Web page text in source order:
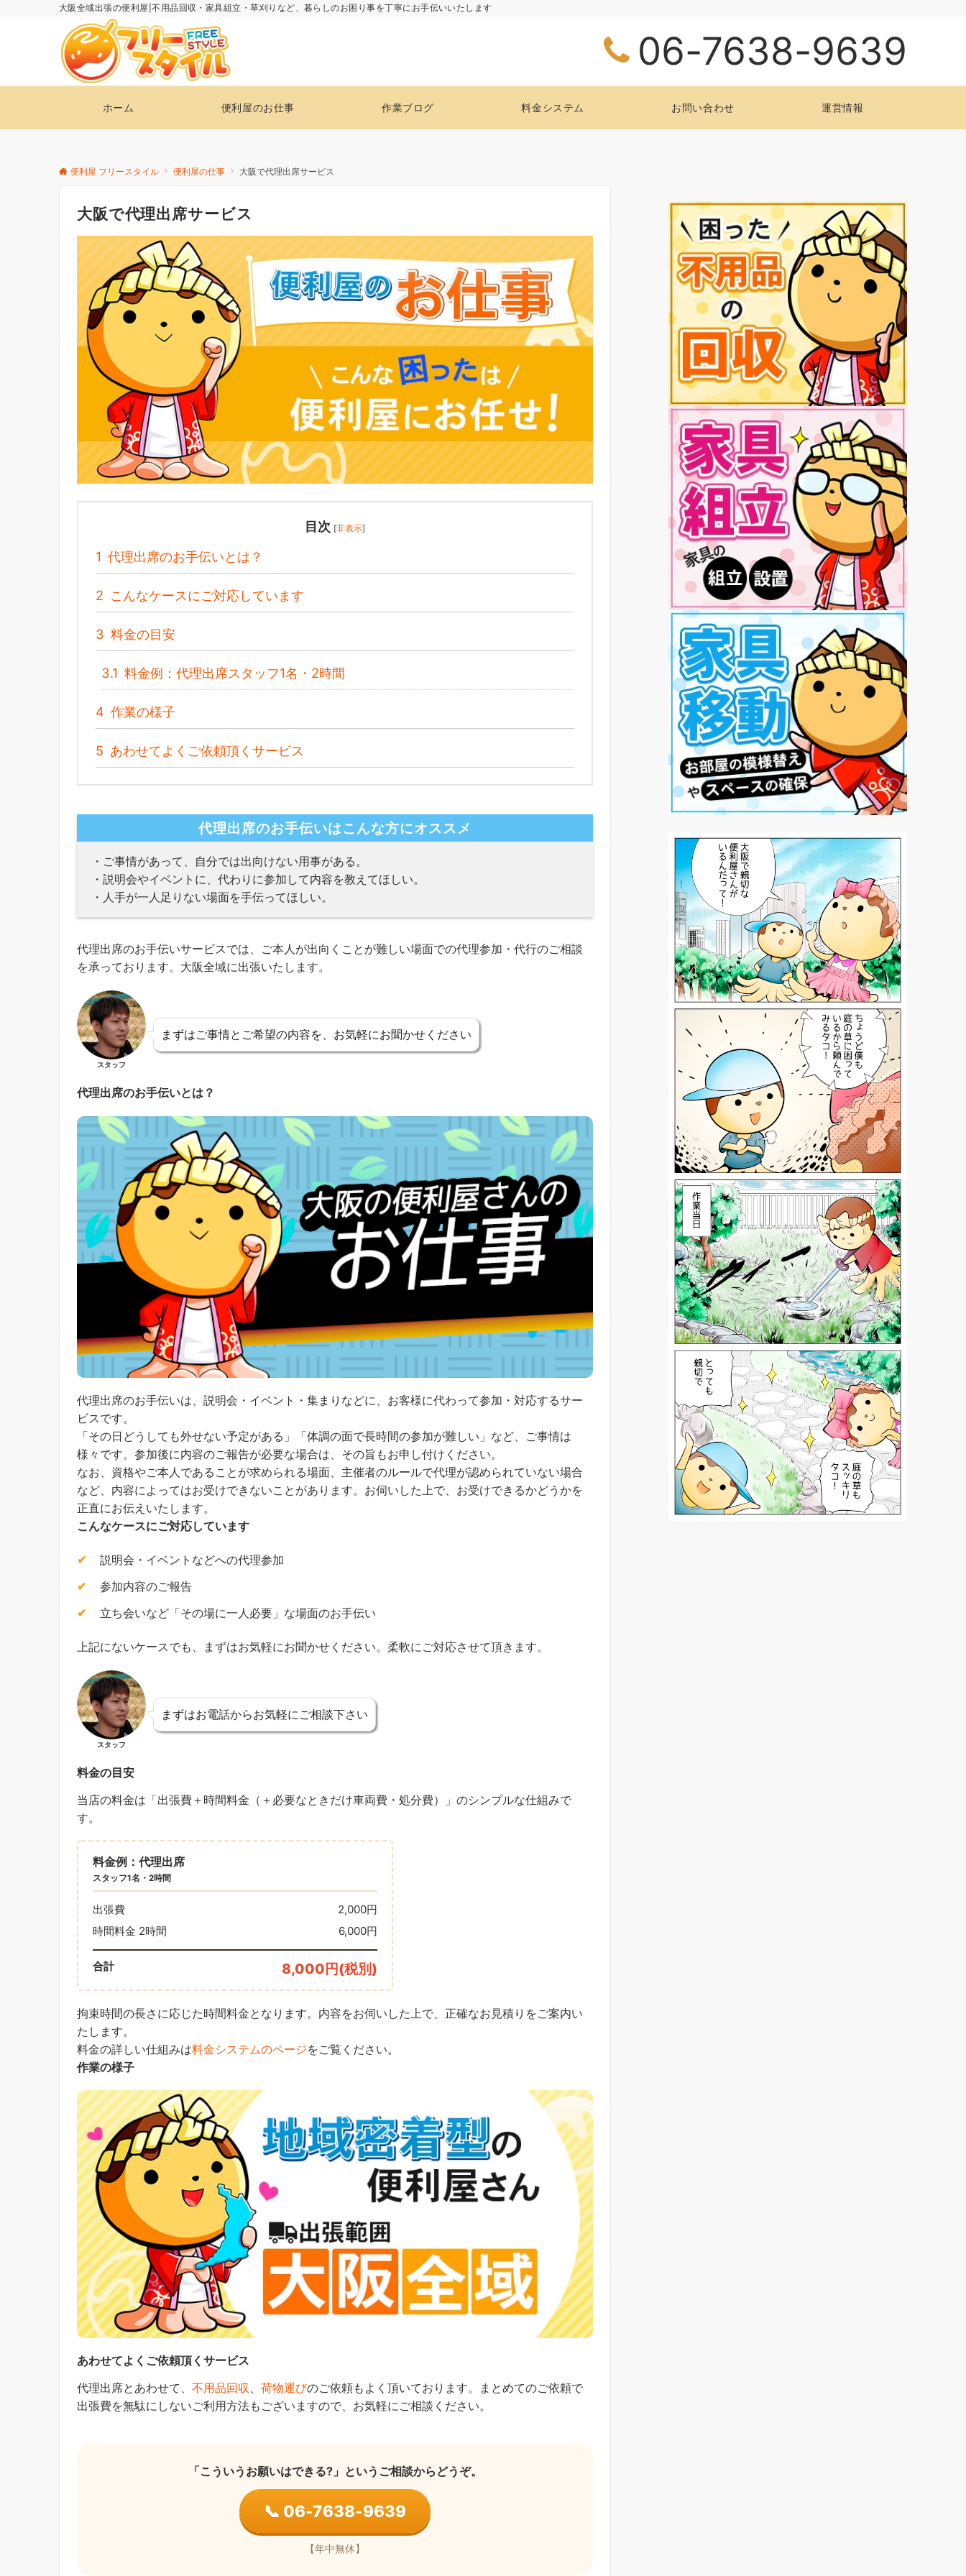
大阪全域出張の便利屋|不用品回収・家具組立・草刈りなど、暮らしのお困り事を丁寧にお手伝いいたします
06-7638-9639
ホーム 便利屋のお仕事 作業ブログ 料金システム お問い合わせ 運営情報
便利屋 フリースタイル 便利屋の仕事 大阪で代理出席サービス
大阪で代理出席サービス
目次 [非表示]
1 代理出席のお手伝いとは？
2 こんなケースにご対応しています
3 料金の目安
3.1 料金例：代理出席スタッフ1名・2時間
4 作業の様子
5 あわせてよくご依頼頂くサービス
代理出席のお手伝いはこんな方にオススメ
・ご事情があって、自分では出向けない用事がある。
・説明会やイベントに、代わりに参加して内容を教えてほしい。
・人手が一人足りない場面を手伝ってほしい。
代理出席のお手伝いサービスでは、ご本人が出向くことが難しい場面での代理参加・代行のご相談
を承っております。大阪全域に出張いたします。
スタッフ
まずはご事情とご希望の内容を、お気軽にお聞かせください
代理出席のお手伝いとは？
代理出席のお手伝いは、説明会・イベント・集まりなどに、お客様に代わって参加・対応するサー
ビスです。
「その日どうしても外せない予定がある」「体調の面で長時間の参加が難しい」など、ご事情は
様々です。参加後に内容のご報告が必要な場合は、その旨もお申し付けください。
なお、資格やご本人であることが求められる場面、主催者のルールで代理が認められていない場合
など、内容によってはお受けできないことがあります。お伺いした上で、お受けできるかどうかを
正直にお伝えいたします。
こんなケースにご対応しています
説明会・イベントなどへの代理参加
参加内容のご報告
立ち会いなど「その場に一人必要」な場面のお手伝い
上記にないケースでも、まずはお気軽にお聞かせください。柔軟にご対応させて頂きます。
スタッフ
まずはお電話からお気軽にご相談下さい
料金の目安
当店の料金は「出張費＋時間料金（＋必要なときだけ車両費・処分費）」のシンプルな仕組みで
す。
料金例：代理出席
スタッフ1名・2時間
出張費
2,000円
時間料金 2時間
6,000円
合計 8,000円(税別)
拘束時間の長さに応じた時間料金となります。内容をお伺いした上で、正確なお見積りをご案内い
たします。
料金の詳しい仕組みは料金システムのページをご覧ください。
作業の様子
あわせてよくご依頼頂くサービス
代理出席とあわせて、 不用品回収、 荷物運びのご依頼もよく頂いております。まとめてのご依頼で
出張費を無駄にしないご利用方法もございますので、お気軽にご相談ください。
「こういうお願いはできる?」というご相談からどうぞ。
📞 06-7638-9639
【年中無休】